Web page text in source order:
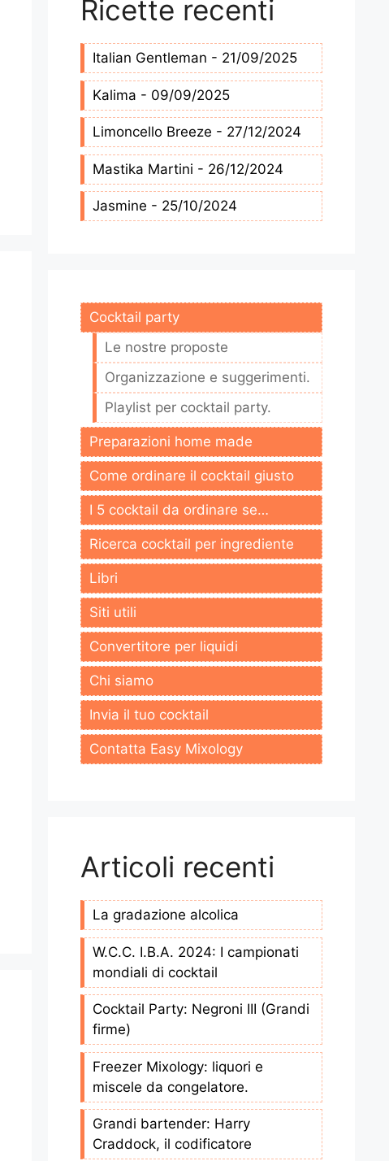
Ricette recenti
Italian Gentleman - 21/09/2025
Kalima - 09/09/2025
Limoncello Breeze - 27/12/2024
Mastika Martini - 26/12/2024
Jasmine - 25/10/2024
Cocktail party
Le nostre proposte
Organizzazione e suggerimenti.
Playlist per cocktail party.
Preparazioni home made
Come ordinare il cocktail giusto
I 5 cocktail da ordinare se…
Ricerca cocktail per ingrediente
Libri
Siti utili
Convertitore per liquidi
Chi siamo
Invia il tuo cocktail
Contatta Easy Mixology
Articoli recenti
La gradazione alcolica
W.C.C. I.B.A. 2024: I campionati
mondiali di cocktail
Cocktail Party: Negroni III (Grandi
firme)
Freezer Mixology: liquori e
miscele da congelatore.
Grandi bartender: Harry
Craddock, il codificatore